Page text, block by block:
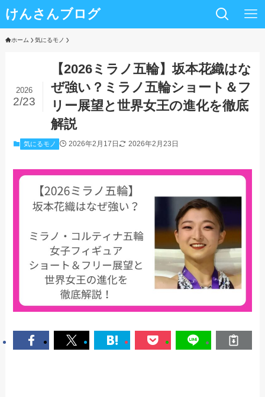
けんさんブログ
ホーム 気にるモノ
【2026ミラノ五輪】坂本花織はな
ぜ強い？ミラノ五輪ショート＆フ
リー展望と世界女王の進化を徹底
解説
2026
2/23
気にるモノ 2026年2月17日 2026年2月23日